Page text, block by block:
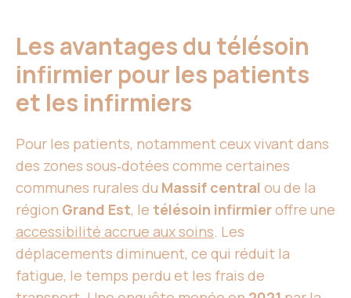
Les avantages du télésoin
infirmier pour les patients
et les infirmiers
Pour les patients, notamment ceux vivant dans
des zones sous‑dotées comme certaines
communes rurales du Massif central ou de la
région Grand Est, le télésoin infirmieroffre une
accessibilité accrue aux soins. Les
déplacements diminuent, ce qui réduit la
fatigue, le temps perdu et les frais de